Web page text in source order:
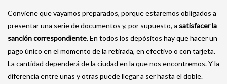
Conviene que vayamos preparados, porque estaremos obligados a
presentar una serie de documentos y, por supuesto, a satisfacer la
sanción correspondiente. En todos los depósitos hay que hacer un
pago único en el momento de la retirada, en efectivo o con tarjeta.
La cantidad dependerá de la ciudad en la que nos encontremos. Y la
diferencia entre unas y otras puede llegar a ser hasta el doble.